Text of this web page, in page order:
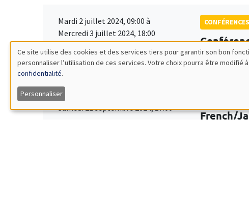
Mardi 2 juillet 2024, 09:00 à
Mercredi 3 juillet 2024, 18:00
ICDE 2024
Vendredi 20 septembre 2024, 09:00 à
Samedi 21 septembre 2024, 17:00
French/
Utilisation
des
données
Ce site utilise des cookies et des services tiers pour garantir son bon
personnaliser l’utilisation de ces services. Votre choix pourra être modifié
confidentialité.
Personnaliser